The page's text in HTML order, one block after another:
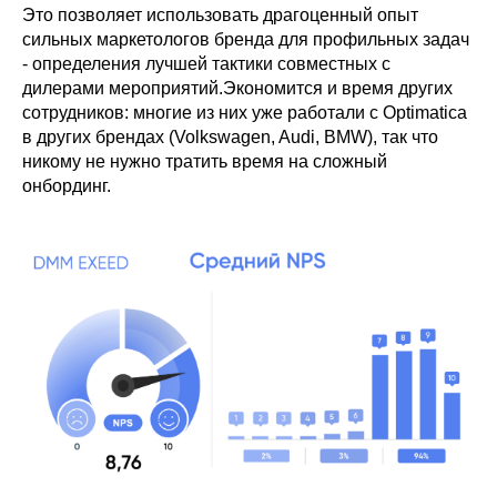
Это позволяет использовать драгоценный опыт
сильных маркетологов бренда для профильных задач
- определения лучшей тактики совместных с
дилерами мероприятий.Экономится и время других
сотрудников: многие из них уже работали с Optimatica
в других брендах (Volkswagen, Audi, BMW), так что
никому не нужно тратить время на сложный
онбординг.